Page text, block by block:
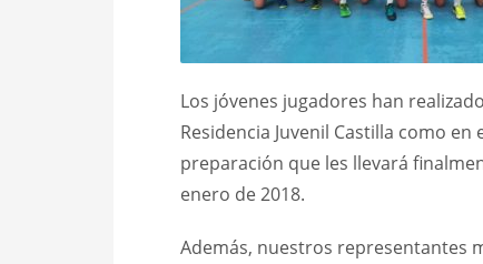
Los jóvenes jugadores han
Residencia Juvenil Castilla como
preparación que les llevará
enero de 2018.
Además, nuestros representantes